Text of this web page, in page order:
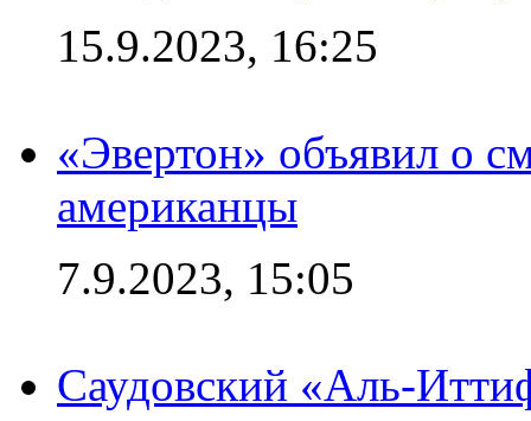
15.9.2023, 16:25
«Эвертон» объявил о
американцы
7.9.2023, 15:05
Саудовский «Аль-